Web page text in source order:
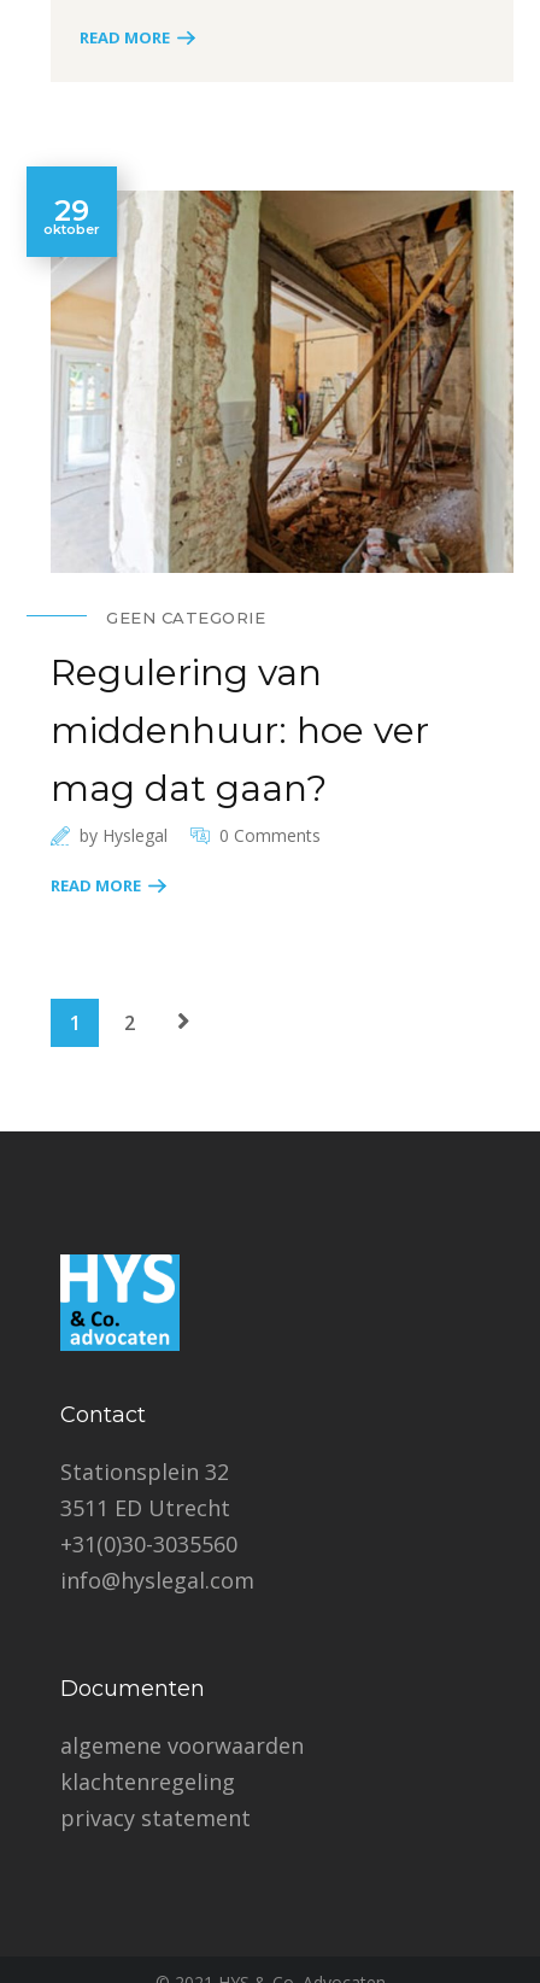
READ MORE
29
oktober
GEEN CATEGORIE
Regulering van
middenhuur: hoe ver
mag dat gaan?
by Hyslegal 0 Comments
READ MORE
1 2
Contact
Stationsplein 32
3511 ED Utrecht
+31(0)30-3035560
info@hyslegal.com
Documenten
algemene voorwaarden
klachtenregeling
privacy statement